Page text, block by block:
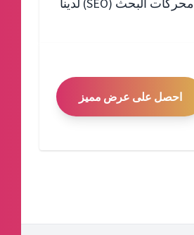
احصل على عرض مميز